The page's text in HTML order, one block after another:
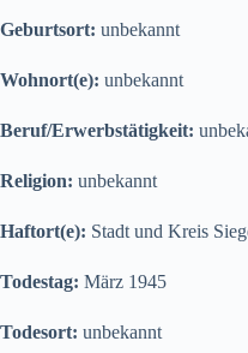
Geburtsort: unbekannt
Wohnort(e): unbekannt
Beruf/Erwerbstätigkeit:
Religion: unbekannt
Haftort(e): Stadt und Kreis
Todestag: März 1945
Todesort: unbekannt